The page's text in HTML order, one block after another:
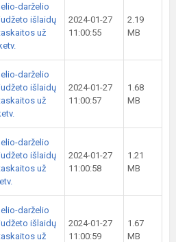
darželio
išlaidų
už
2024-01-27
11:00:55
2.19
MB
darželio
išlaidų
už
2024-01-27
11:00:57
1.68
MB
darželio
išlaidų
už
2024-01-27
11:00:58
1.21
MB
darželio
išlaidų
už
2024-01-27
11:00:59
1.67
MB